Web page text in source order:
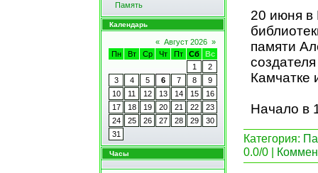
Память
Календарь
« Август 2026 »
Пн
Вт Ср Чт Пт Сб
Вс
1
2
3
4 5 6 7 8
9
10
11 12 13 14 15
16
17
18 19 20 21 22
23
24
25 26 27 28 29
30
31
Часы
20 июня в
памяти
Камчатке
Начало в
Категория:
0.0/0 |